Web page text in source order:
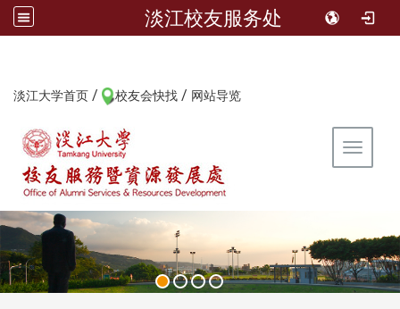
淡江校友服务处
淡江大学首页 / 校友会快找 / 网站导览
Toggle